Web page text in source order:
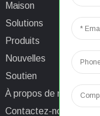
Maison
Solutions
Produits
Nouvelles
Soutien
À propos de nous
Contactez-nous